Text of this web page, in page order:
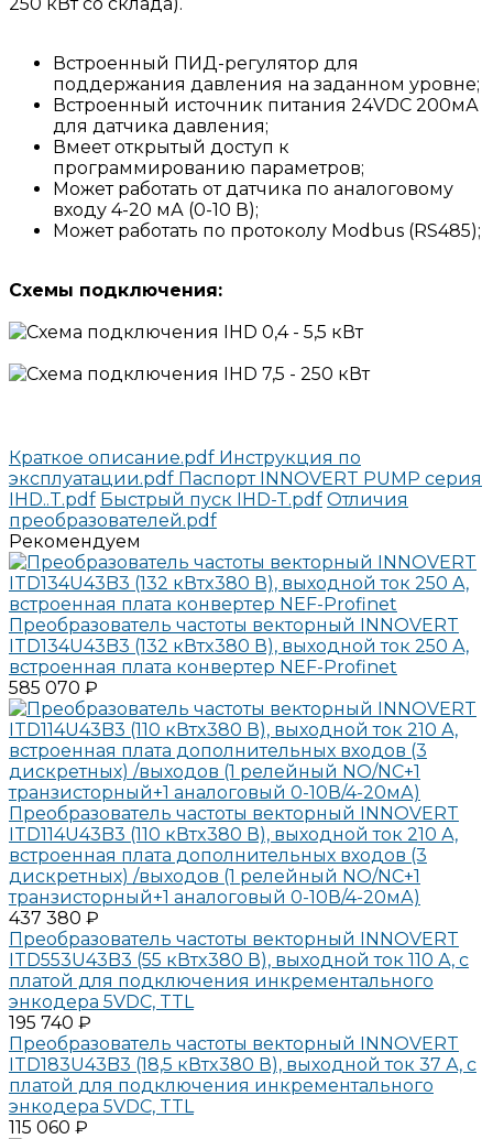
Встроенный ПИД-регулятор для
поддержания давления на заданном уровне;
Встроенный источник питания 24VDC 200мА
для датчика давления;
Вмеет открытый доступ к
программированию параметров;
Может работать от датчика по аналоговому
входу 4-20 мА (0-10 В);
Может работать по протоколу Modbus (RS485);
Схемы подключения:
Краткое описание.pdf Инструкция по
эксплуатации.pdf Паспорт INNOVERT PUMP серия
IHD..T.pdf Быстрый пуск IHD-T.pdf Отличия
преобразователей.pdf
Рекомендуем
Преобразователь частоты векторный INNOVERT
ITD134U43B3 (132 кВтx380 В), выходной ток 250 А,
встроенная плата конвертер NEF-Profinet
585 070 ₽
Преобразователь частоты векторный INNOVERT
ITD114U43B3 (110 кВтx380 В), выходной ток 210 А,
встроенная плата дополнительных входов (3
дискретных) /выходов (1 релейный NO/NC+1
транзисторный+1 аналоговый 0-10В/4-20мА)
437 380 ₽
Преобразователь частоты векторный INNOVERT
ITD553U43B3 (55 кВтx380 В), выходной ток 110 А, с
платой для подключения инкрементального
энкодера 5VDC, TTL
195 740 ₽
Преобразователь частоты векторный INNOVERT
ITD183U43B3 (18,5 кВтx380 В), выходной ток 37 А, с
платой для подключения инкрементального
энкодера 5VDC, TTL
115 060 ₽